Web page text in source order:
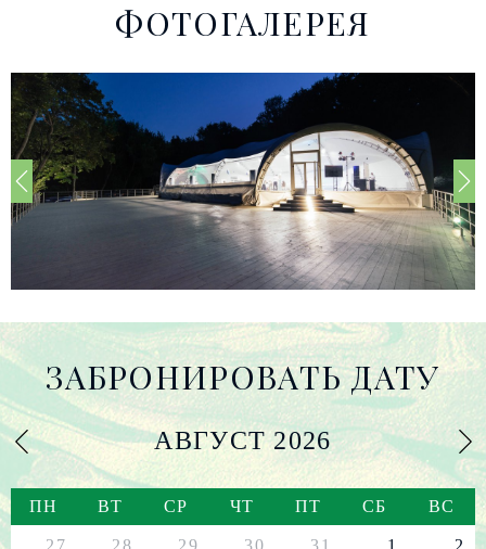
ФОТОГАЛЕРЕЯ
ЗАБРОНИРОВАТЬ ДАТУ
АВГУСТ 2026
ПН ВТ СР ЧТ ПТ СБ ВС
27 28 29 30 31 1 2